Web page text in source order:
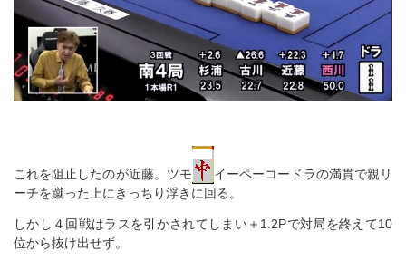
これを阻止したのが近藤。ツモ
イーペーコードラの満貫で親リ
ーチを蹴った上にきっちり浮きに回る。
しかし４回戦はラスを引かされてしまい＋1.2Pで対局を終えて10
位から抜け出せず。